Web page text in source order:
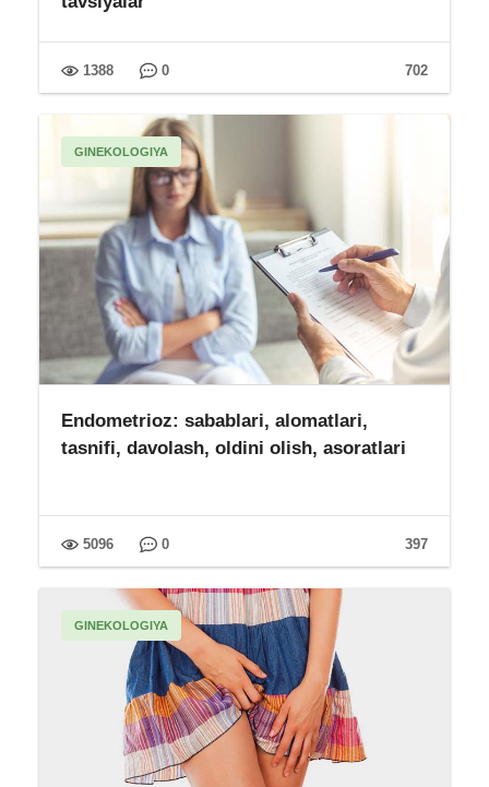
702
1388 0
GINEKOLOGIYA
Endometrioz: sabablari, alomatlari,
tasnifi, davolash, oldini olish, asoratlari
397
5096 0
GINEKOLOGIYA